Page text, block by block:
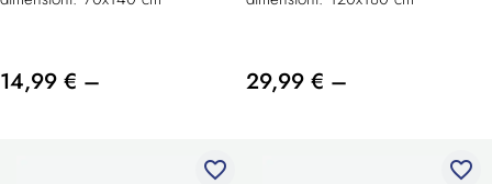
14,99 € – 29,99 € –
favorite_border favorite_border